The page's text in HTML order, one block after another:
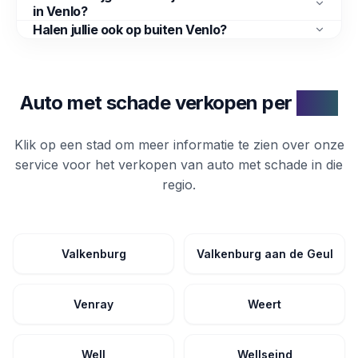
in Venlo?
Halen jullie ook op buiten Venlo?
Auto met schade verkopen per
Klik op een stad om meer informatie te zien over onze
service voor het verkopen van auto met schade in die
regio.
Valkenburg Valkenburg aan de Geul
Venray Weert
Well Wellseind